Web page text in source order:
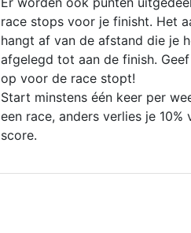
race stops voor je finisht. Het
hangt af van de afstand die je
afgelegd tot aan de finish.
op voor de race stopt!
Start minstens één keer per
een race, anders verlies je 10%
score.